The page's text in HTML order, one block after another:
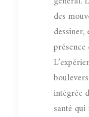
des
intégrée
santé